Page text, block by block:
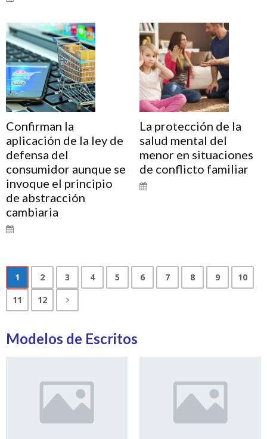
Confirman la
aplicación de la ley de
defensa del
consumidor aunque se
invoque el principio
de abstracción
cambiaria
La protección de la
salud mental del
menor en situaciones
de conflicto familiar
1 2 3 4 5 6 7 8 9
10
11
12
Modelos de Escritos